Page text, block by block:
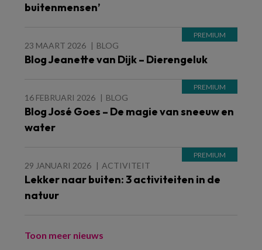
buitenmensen’
23 MAART 2026 BLOG
Blog Jeanette van Dijk – Dierengeluk
16 FEBRUARI 2026 BLOG
Blog José Goes – De magie van sneeuw en
water
29 JANUARI 2026 ACTIVITEIT
Lekker naar buiten: 3 activiteiten in de
natuur
Toon meer nieuws